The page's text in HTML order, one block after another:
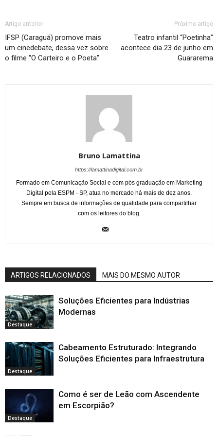
Artigo anterior
IFSP (Caraguá) promove mais
um cinedebate, dessa vez sobre
o filme “O Carteiro e o Poeta”
Próximo artigo
Teatro infantil “Poetinha”
acontece dia 23 de junho em
Guararema
Bruno Lamattina
https://lamattinadigital.com.br
Formado em Comunicação Social e com pós graduação em Marketing
Digital pela ESPM - SP, atua no mercado há mais de dez anos.
Sempre em busca de informações de qualidade para compartilhar
com os leitores do blog.
ARTIGOS RELACIONADOS MAIS DO MESMO AUTOR
Destaque
Soluções Eficientes para Indústrias
Modernas
Destaque
Cabeamento Estruturado: Integrando
Soluções Eficientes para Infraestrutura
Destaque
Como é ser de Leão com Ascendente
em Escorpião?